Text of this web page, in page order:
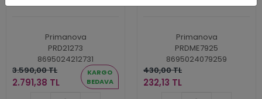
Primanova
PRD21273
8695024212731
3.590,00 TL
2.791,38 TL
KARGO
BEDAVA
2.791,38 TL
Primanova
PRDME7925
8695024079259
430,00 TL
232,13 TL